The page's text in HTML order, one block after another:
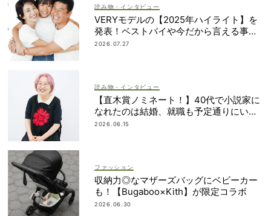
読み物・インタビュー
VERYモデルの【2025年ハイライト】を
発表！ベストバイや今だから言える事件
簿も大公開
2026.07.27
読み物・インタビュー
【直木賞ノミネート！】40代で小説家に
なれたのは結婚、就職も予定通りにいか
なかったから｜朝倉かすみさん
2026.06.15
ファッション
収納力◎なマザーズバッグにベビーカー
も！【Bugaboo×Kith】が限定コラボ
2026.06.30